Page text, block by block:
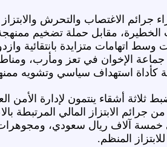
الاغتصاب والتحرش
مقابل حملة تضخيم
وسط اتهامات متزايدة بانتقائية
الإخوان في تعز ومأرب،
استهداف سياسي وتشويه
الأمنية في 17 أبريل الماضي ضبط ثلاثة أشقاء
الابتزاز المالي المرتبطة
خمسة آلاف ريال سعودي،
المنظم.